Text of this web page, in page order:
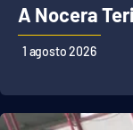
A Nocera
1 agosto 2026